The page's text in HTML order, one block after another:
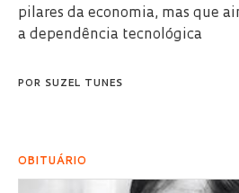
pilares da economia, mas que
a dependência tecnológica
POR SUZEL TUNES
OBITUÁRIO